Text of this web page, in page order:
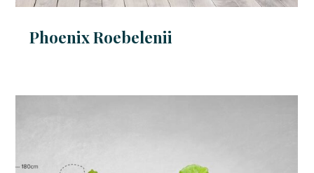
Phoenix Roebelenii